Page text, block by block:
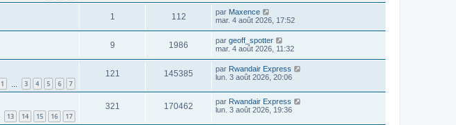
1 112 par Maxence
mar. 4 août 2026, 17:52
9 1986 par geoff_spotter
mar. 4 août 2026, 11:32
1 3 4 5 6 7
121 145385 par Rwandair Express
lun. 3 août 2026, 20:06
13 14 15 16 17
321 170462 par Rwandair Express
lun. 3 août 2026, 19:36